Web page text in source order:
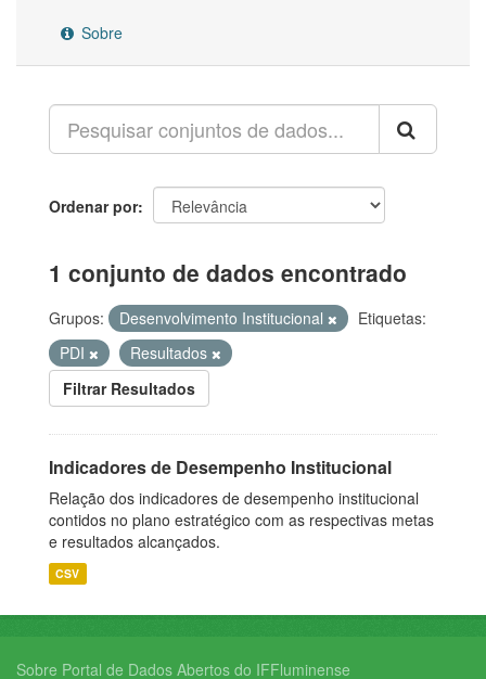
Sobre
Ordenar por
1 conjunto de dados encontrado
Grupos: Desenvolvimento Institucional
Etiquetas:
PDI
Resultados
Filtrar Resultados
Indicadores de Desempenho Institucional
Relação dos indicadores de desempenho institucional
contidos no plano estratégico com as respectivas metas
e resultados alcançados.
CSV
Sobre Portal de Dados Abertos do IFFluminense